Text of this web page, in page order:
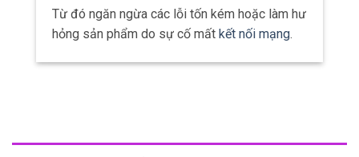
Từ đó ngăn ngừa các lỗi tốn kém hoặc làm hư
hỏng sản phẩm do sự cố mất kết nối mạng.